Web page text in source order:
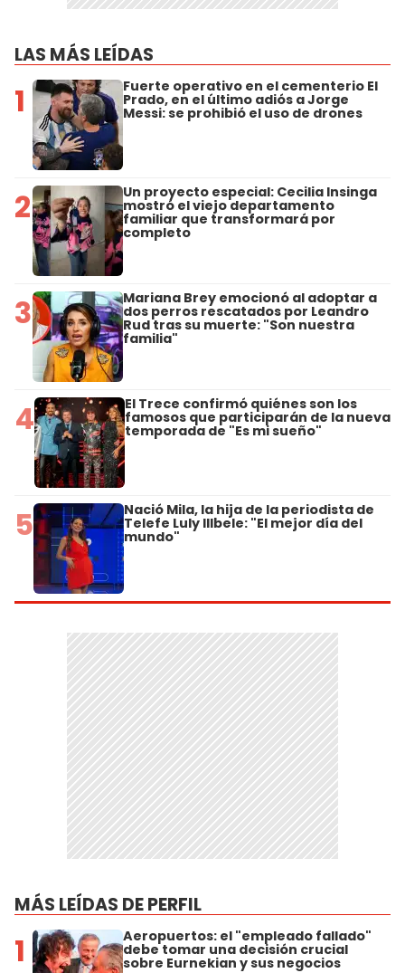
LAS MÁS LEÍDAS
1 Fuerte operativo en el cementerio El
Prado, en el último adiós a Jorge
Messi: se prohibió el uso de drones
2 Un proyecto especial: Cecilia Insinga
mostró el viejo departamento
familiar que transformará por
completo
3 Mariana Brey emocionó al adoptar a
dos perros rescatados por Leandro
Rud tras su muerte: "Son nuestra
familia"
4 El Trece confirmó quiénes son los
famosos que participarán de la nueva
temporada de "Es mi sueño"
5 Nació Mila, la hija de la periodista de
Telefe Luly Illbele: "El mejor día del
mundo"
MÁS LEÍDAS DE PERFIL
1 Aeropuertos: el "empleado fallado"
debe tomar una decisión crucial
sobre Eurnekian y sus negocios